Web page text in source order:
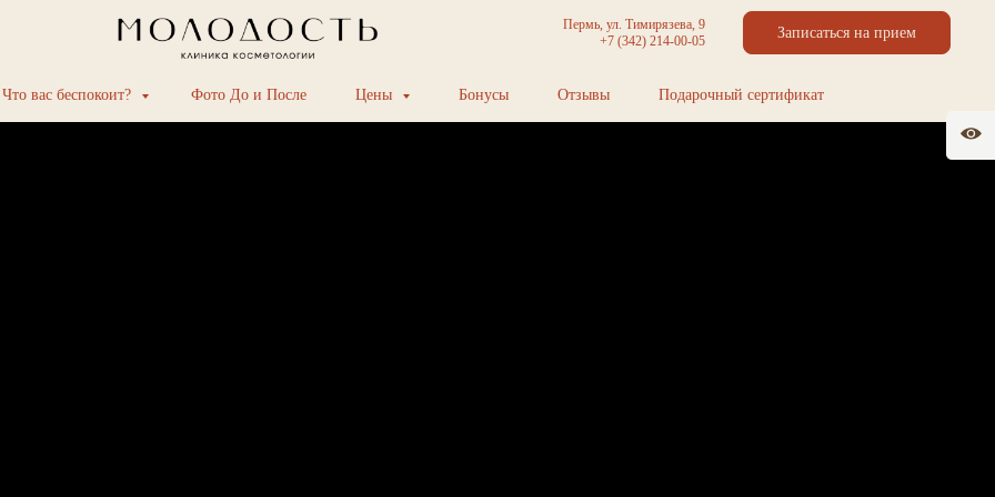
Пермь, ул. Тимирязева, 9
+7 (342) 214-00-05
Записаться на прием
Что вас беспокоит? Фото До и После Цены Бонусы Отзывы Подарочный сертификат